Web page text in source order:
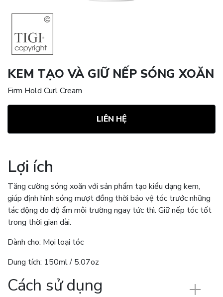
KEM TẠO VÀ GIỮ NẾP SÓNG XOĂN
Firm Hold Curl Cream
LIÊN HỆ
Lợi ích
Tăng cường sóng xoăn với sản phẩm tạo kiểu dạng kem,
giúp định hình sóng mượt đồng thời bảo vệ tóc trước những
tác động do độ ẩm môi trường ngay tức thì. Giữ nếp tóc tốt
trong thời gian dài.
Dành cho: Mọi loại tóc
Dung tích: 150ml / 5.07oz
Cách sử dụng